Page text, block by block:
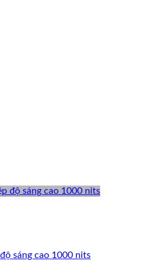
sáng cao 1000 nits